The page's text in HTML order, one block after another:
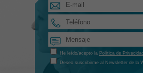
He leído/acepto la Política de Privacidad
Deseo suscribirme al Newsletter de la